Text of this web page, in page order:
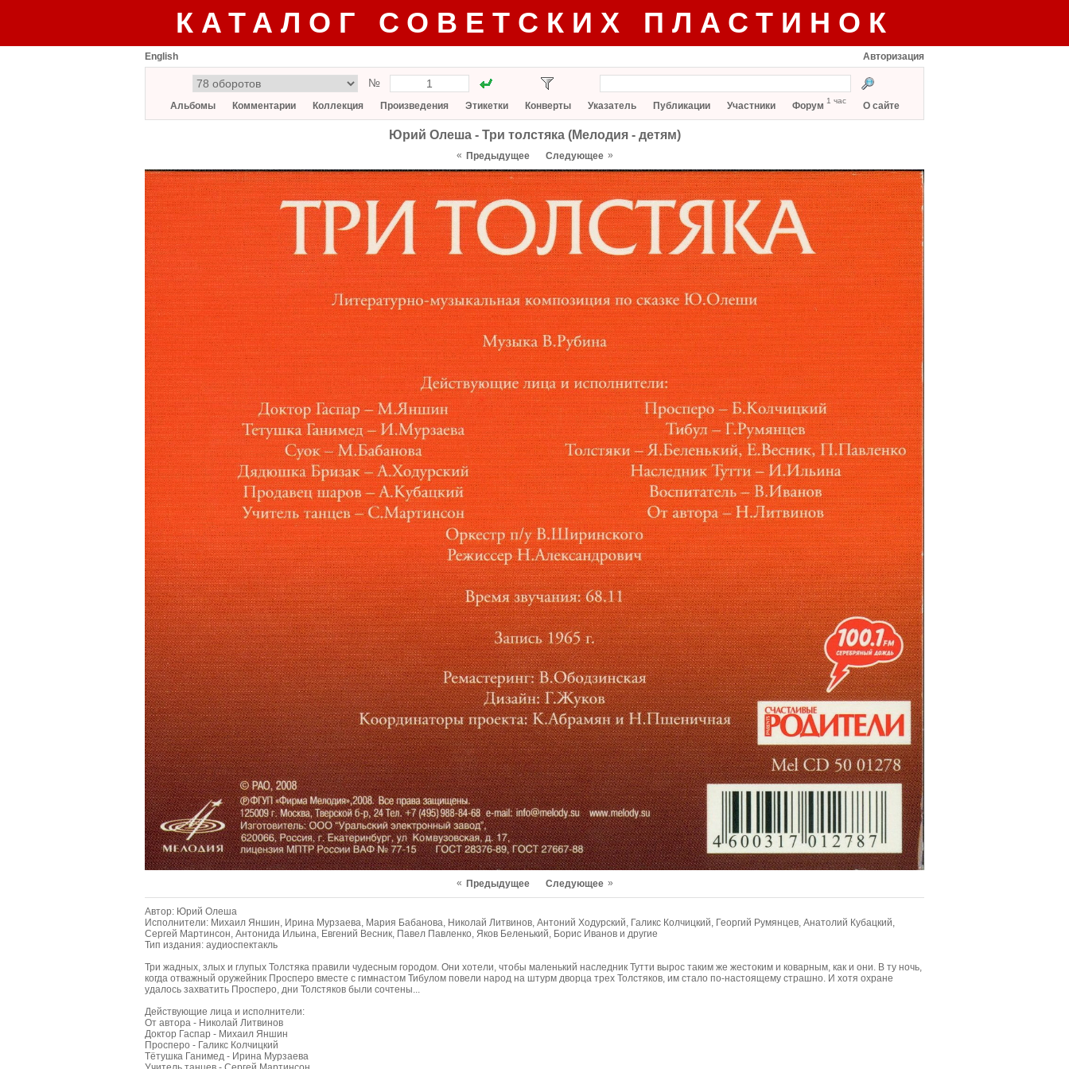
КАТАЛОГ СОВЕТСКИХ ПЛАСТИНОК
English Авторизация
№
Альбомы Комментарии Коллекция Произведения Этикетки Конверты Указатель Публикации Участники Форум 1 час О сайте
Юрий Олеша - Три толстяка (Мелодия - детям)
« Предыдущее Следующее »
« Предыдущее Следующее »
Автор: Юрий Олеша
Исполнители: Михаил Яншин, Ирина Мурзаева, Мария Бабанова, Николай Литвинов, Антоний Ходурский, Галикс Колчицкий, Георгий Румянцев, Анатолий Кубацкий,
Сергей Мартинсон, Антонида Ильина, Евгений Весник, Павел Павленко, Яков Беленький, Борис Иванов и другие
Тип издания: аудиоспектакль
Три жадных, злых и глупых Толстяка правили чудесным городом. Они хотели, чтобы маленький наследник Тутти вырос таким же жестоким и коварным, как и они. В ту ночь,
когда отважный оружейник Просперо вместе с гимнастом Тибулом повели народ на штурм дворца трех Толстяков, им стало по-настоящему страшно. И хотя охране
удалось захватить Просперо, дни Толстяков были сочтены...
Действующие лица и исполнители:
От автора - Николай Литвинов
Доктор Гаспар - Михаил Яншин
Просперо - Галикс Колчицкий
Тётушка Ганимед - Ирина Мурзаева